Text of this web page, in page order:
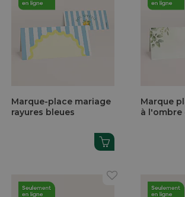
Marque-place mariage
rayures bleues
Marque
à l'ombre